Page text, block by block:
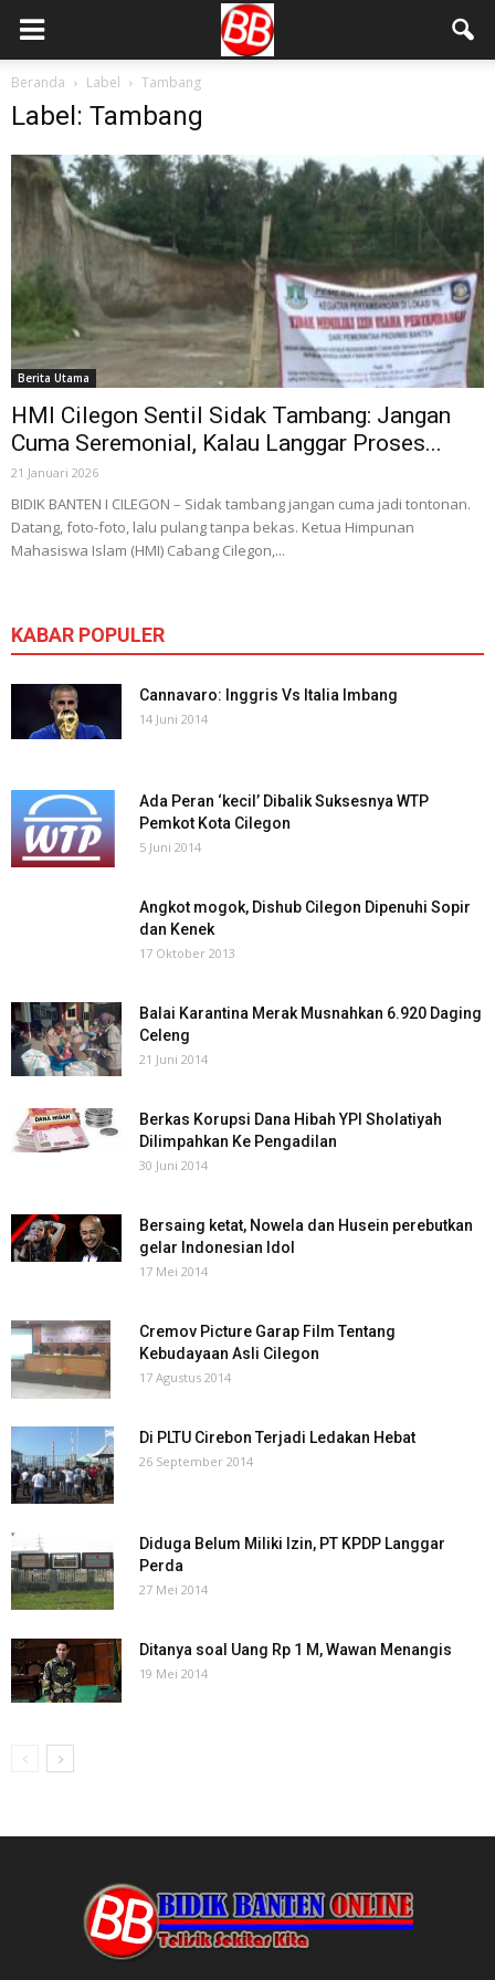
Beranda Label Tambang
Label: Tambang
Berita Utama
HMI Cilegon Sentil Sidak Tambang: Jangan
Cuma Seremonial, Kalau Langgar Proses...
21 Januari 2026
BIDIK BANTEN I CILEGON – Sidak tambang jangan cuma jadi tontonan.
Datang, foto-foto, lalu pulang tanpa bekas. Ketua Himpunan
Mahasiswa Islam (HMI) Cabang Cilegon,...
KABAR POPULER
Cannavaro: Inggris Vs Italia Imbang
14 Juni 2014
Ada Peran ‘kecil’ Dibalik Suksesnya WTP
Pemkot Kota Cilegon
5 Juni 2014
Angkot mogok, Dishub Cilegon Dipenuhi Sopir
dan Kenek
17 Oktober 2013
Balai Karantina Merak Musnahkan 6.920 Daging
Celeng
21 Juni 2014
Berkas Korupsi Dana Hibah YPI Sholatiyah
Dilimpahkan Ke Pengadilan
30 Juni 2014
Bersaing ketat, Nowela dan Husein perebutkan
gelar Indonesian Idol
17 Mei 2014
Cremov Picture Garap Film Tentang
Kebudayaan Asli Cilegon
17 Agustus 2014
Di PLTU Cirebon Terjadi Ledakan Hebat
26 September 2014
Diduga Belum Miliki Izin, PT KPDP Langgar
Perda
27 Mei 2014
Ditanya soal Uang Rp 1 M, Wawan Menangis
19 Mei 2014